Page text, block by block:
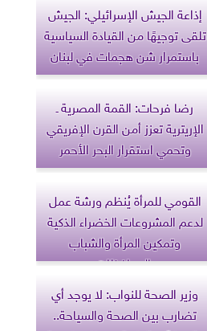
إذاعة الجيش الإسرائيلي: الجيش
تلقى توجيهًا من القيادة السياسية
باستمرار شن هجمات في لبنان
رضا فرحات: القمة المصرية ـ
الإريترية تعزز أمن القرن الإفريقي
وتحمي استقرار البحر الأحمر
القومي للمرأة يُنظم ورشة عمل
لدعم المشروعات الخضراء الذكية
وتمكين المرأة والشباب
بالمحافظات
وزير الصحة للنواب: لا يوجد أي
تضارب بين الصحة والسياحة..